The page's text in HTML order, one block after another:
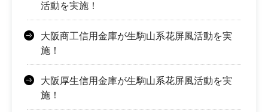
活動を実施！
大阪商工信用金庫が生駒山系花屏風活動を実
施！
大阪厚生信用金庫が生駒山系花屏風活動を実
施！